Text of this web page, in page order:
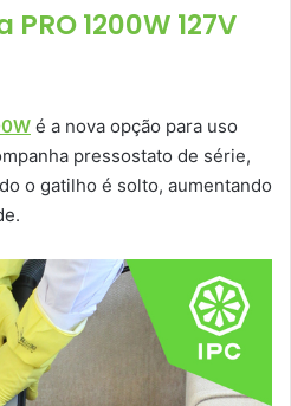
1200W 127V
é a nova opção para uso
pressostato de série,
o gatilho é solto, aumentando